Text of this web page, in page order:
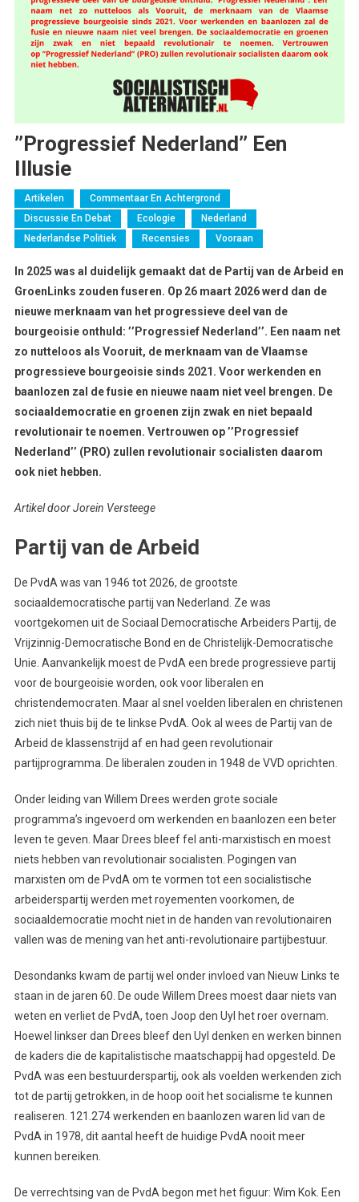
’’Progressief Nederland’’ Een
Illusie
Artikelen
Commentaar En Achtergrond
Discussie En Debat
Ecologie
Nederland
Nederlandse Politiek
Recensies Vooraan
In 2025 was al duidelijk gemaakt dat de Partij van de Arbeid en
GroenLinks zouden fuseren. Op 26 maart 2026 werd dan de
nieuwe merknaam van het progressieve deel van de
bourgeoisie onthuld: ’’Progressief Nederland’’. Een naam net
zo nutteloos als Vooruit, de merknaam van de Vlaamse
progressieve bourgeoisie sinds 2021. Voor werkenden en
baanlozen zal de fusie en nieuwe naam niet veel brengen. De
sociaaldemocratie en groenen zijn zwak en niet bepaald
revolutionair te noemen. Vertrouwen op ’’Progressief
Nederland’’ (PRO) zullen revolutionair socialisten daarom
ook niet hebben.
Artikel door Jorein Versteege
Partij van de Arbeid
De PvdA was van 1946 tot 2026, de grootste
sociaaldemocratische partij van Nederland. Ze was
voortgekomen uit de Sociaal Democratische Arbeiders Partij, de
Vrijzinnig-Democratische Bond en de Christelijk-Democratische
Unie. Aanvankelijk moest de PvdA een brede progressieve partij
voor de bourgeoisie worden, ook voor liberalen en
christendemocraten. Maar al snel voelden liberalen en christenen
zich niet thuis bij de te linkse PvdA. Ook al wees de Partij van de
Arbeid de klassenstrijd af en had geen revolutionair
partijprogramma. De liberalen zouden in 1948 de VVD oprichten.
Onder leiding van Willem Drees werden grote sociale
programma’s ingevoerd om werkenden en baanlozen een beter
leven te geven. Maar Drees bleef fel anti-marxistisch en moest
niets hebben van revolutionair socialisten. Pogingen van
marxisten om de PvdA om te vormen tot een socialistische
arbeiderspartij werden met royementen voorkomen, de
sociaaldemocratie mocht niet in de handen van revolutionairen
vallen was de mening van het anti-revolutionaire partijbestuur.
Desondanks kwam de partij wel onder invloed van Nieuw Links te
staan in de jaren 60. De oude Willem Drees moest daar niets van
weten en verliet de PvdA, toen Joop den Uyl het roer overnam.
Hoewel linkser dan Drees bleef den Uyl denken en werken binnen
de kaders die de kapitalistische maatschappij had opgesteld. De
PvdA was een bestuurderspartij, ook als voelden werkenden zich
tot de partij getrokken, in de hoop ooit het socialisme te kunnen
realiseren. 121.274 werkenden en baanlozen waren lid van de
PvdA in 1978, dit aantal heeft de huidige PvdA nooit meer
kunnen bereiken.
De verrechtsing van de PvdA begon met het figuur: Wim Kok. Een